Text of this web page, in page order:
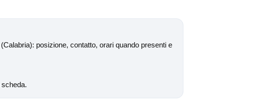
posizione, contatto, orari quando presenti e